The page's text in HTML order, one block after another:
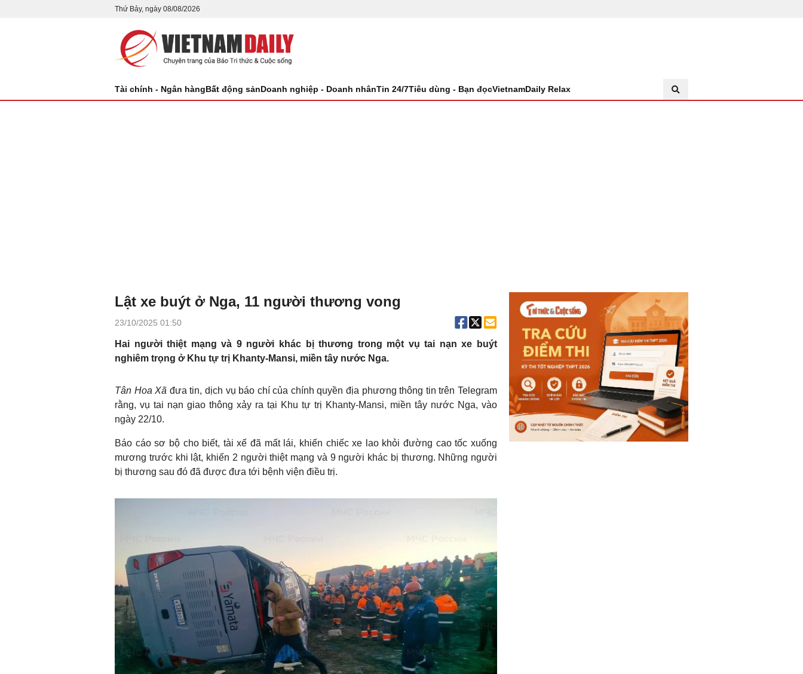
Thứ Bảy, ngày 08/08/2026
Tài chính - Ngân hàngBất động sảnDoanh nghiệp - Doanh nhânTin 24/7Tiêu dùng - Bạn đọcVietnamDaily Relax
Lật xe buýt ở Nga, 11 người thương vong
23/10/2025 01:50
Hai người thiệt mạng và 9 người khác bị thương trong một vụ tai nạn xe buýt
nghiêm trọng ở Khu tự trị Khanty-Mansi, miền tây nước Nga.
Tân Hoa Xã đưa tin, dịch vụ báo chí của chính quyền địa phương thông tin trên Telegram
rằng, vụ tai nạn giao thông xảy ra tại Khu tự trị Khanty-Mansi, miền tây nước Nga, vào
ngày 22/10.
Báo cáo sơ bộ cho biết, tài xế đã mất lái, khiến chiếc xe lao khỏi đường cao tốc xuống
mương trước khi lật, khiến 2 người thiệt mạng và 9 người khác bị thương. Những người
bị thương sau đó đã được đưa tới bệnh viện điều trị.